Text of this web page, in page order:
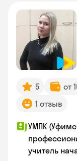
5 от
1 отзыв
УМПК
учитель